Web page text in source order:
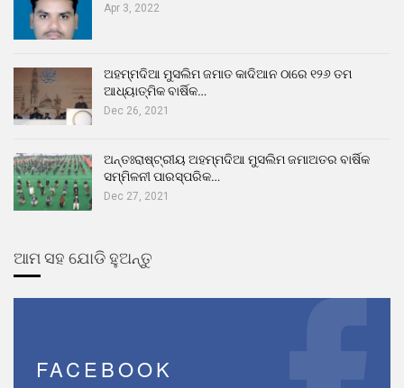
Apr 3, 2022
ଅହମ୍ମଦିଆ ମୁସଲିମ ଜମାତ କାଦିଆନ ଠାରେ ୧୨୬ ତମ
ଆଧ୍ୟାତ୍ମିକ ବାର୍ଷିକ…
Dec 26, 2021
ଅନ୍ତଃରାଷ୍ଟ୍ରୀୟ ଅହମ୍ମଦିଆ ମୁସଲିମ ଜମାଅତର ବାର୍ଷିକ
ସମ୍ମିଳନୀ ପାରସ୍ପରିକ…
Dec 27, 2021
ଆମ ସହ ଯୋଡି ହୁଅନ୍ତୁ
FACEBOOK